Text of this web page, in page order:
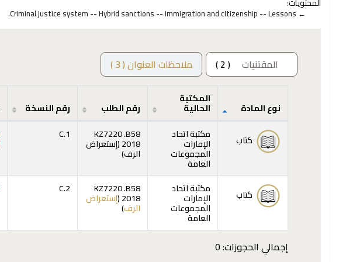
Criminal justice system -- Hybrid sanctions -- Immigration and citizenship -- Lessons.
المقتنيات ( 2 ) ملاحظات العنوان ( 3 )
المقتنيات
نوع المادة
المكتبة
الحالية رقم الطلب رقم النسخة
كتاب مكتبة اتحاد
الإمارات
المجموعات
العامة
KZ7220 .B58
2018 ( إستعراض
الرف(يفتح أدناه)
)
C.1
كتاب مكتبة اتحاد
الإمارات
المجموعات
العامة
KZ7220 .B58
2018 ( إستعراض
الرف(يفتح أدناه)
)
C.2
إجمالي الحجوزات: 0